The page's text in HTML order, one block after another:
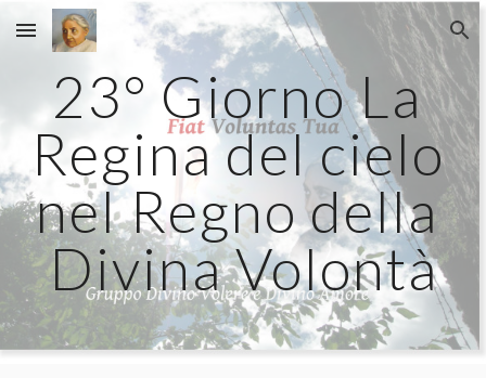
Skip to main content Skip to navigation
23° Giorno La
Regina del cielo
nel Regno della
Divina Volontà